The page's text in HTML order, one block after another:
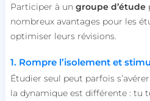
Participer à un groupe d’étude
nombreux avantages pour les
optimiser leurs révisions.
1. Rompre l’isolement et
Étudier seul peut parfois
la dynamique est différente : tu